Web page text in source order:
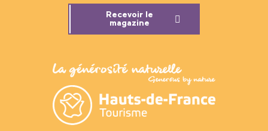
Recevoir le
magazine